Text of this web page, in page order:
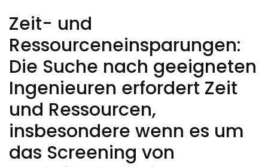
Zeit- und
Ressourceneinsparungen:
Die Suche nach geeigneten
Ingenieuren erfordert Zeit
und Ressourcen,
insbesondere wenn es um
das Screening von